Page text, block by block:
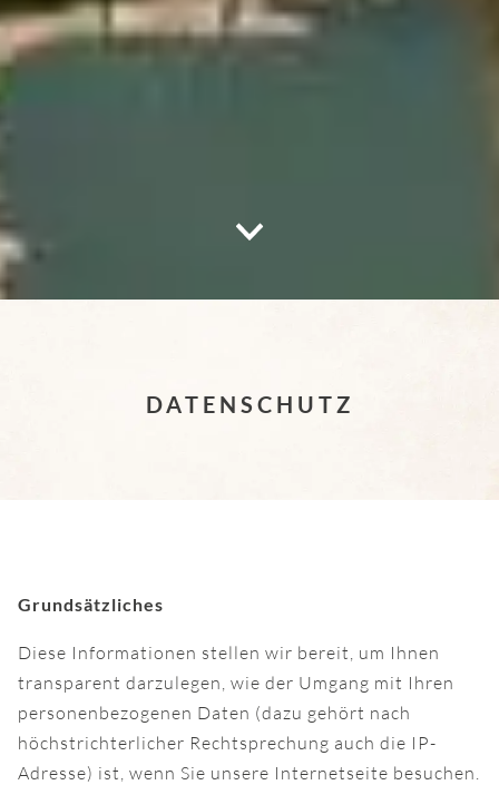
Nach unten scrollen – zum
DATENSCHUTZ
Grundsätzliches
Diese Informationen stellen wir bereit, um Ihnen
transparent darzulegen, wie der Umgang mit Ihren
personenbezogenen Daten (dazu gehört nach
höchstrichterlicher Rechtsprechung auch die IP-
Adresse) ist, wenn Sie unsere Internetseite besuchen.